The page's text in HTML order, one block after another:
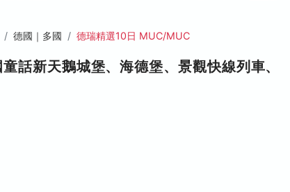
德國｜多國 德瑞精選10日 MUC/MUC
話新天鵝城堡、海德堡、景觀快線列車、